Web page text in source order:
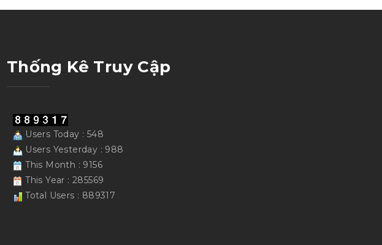
Thống Kê Truy Cập
Users Today : 548
Users Yesterday : 988
This Month : 9156
This Year : 285569
Total Users : 889317